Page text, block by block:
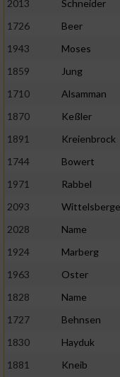
2013
Schneider
1726
Beer
1943
Moses
1859
Jung
1710
Alsamman
1870
Keßler
1891
Kreienbrock
1744
Bowert
1971
Rabbel
2093
2028
Name
1924
Marberg
1963
Oster
1828
Name
1727
Behnsen
1830
Hayduk
1881
Kneib
Verwendung
von Werbeanzeigen
Werbung
personalisierter
von Inhalten
personalisierter
Analyse von
oder Kombinationen
verschiedenen